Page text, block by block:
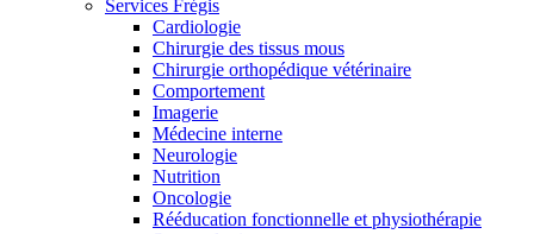
Services Frégis
Cardiologie
Chirurgie des tissus mous
Chirurgie orthopédique vétérinaire
Comportement
Imagerie
Médecine interne
Neurologie
Nutrition
Oncologie
Rééducation fonctionnelle et physiothérapie